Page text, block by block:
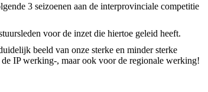
3 seizoenen aan de interprovinciale competitie
voor de inzet die hiertoe geleid heeft.
beeld van onze sterke en minder sterke
IP werking-, maar ook voor de regionale werking!